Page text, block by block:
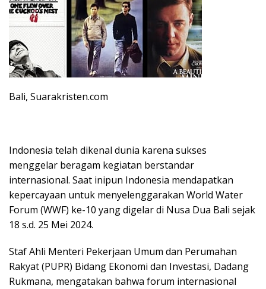
Bali, Suarakristen.com
Indonesia telah dikenal dunia karena sukses
menggelar beragam kegiatan berstandar
internasional. Saat inipun Indonesia mendapatkan
kepercayaan untuk menyelenggarakan World Water
Forum (WWF) ke-10 yang digelar di Nusa Dua Bali sejak
18 s.d. 25 Mei 2024.
Staf Ahli Menteri Pekerjaan Umum dan Perumahan
Rakyat (PUPR) Bidang Ekonomi dan Investasi, Dadang
Rukmana, mengatakan bahwa forum internasional